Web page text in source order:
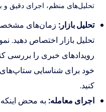
تحلیل‌های منظم، اجرای دقیق
تحلیل بازار: زمان‌های مشخصی
تحلیل بازار اختصاص دهید.
رویدادهای خبری را بررسی
خود برای شناسایی ستاپ‌های
کنید.
اجرای معامله: به محض